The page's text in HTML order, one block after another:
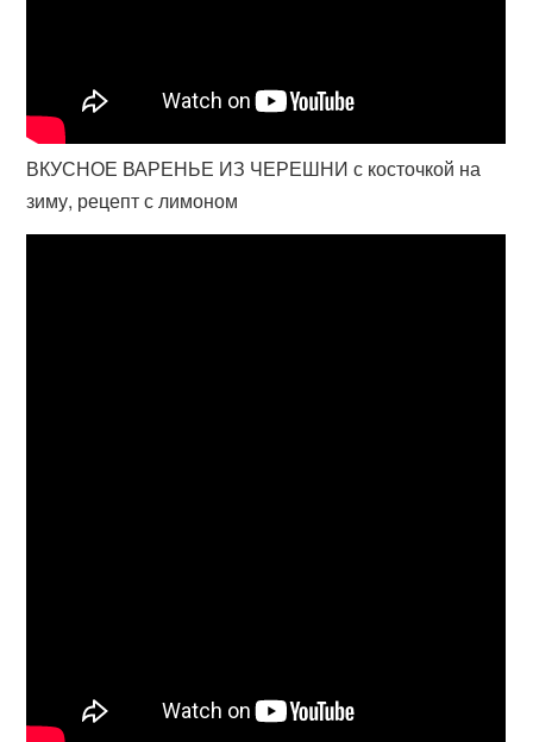
ВКУСНОЕ ВАРЕНЬЕ ИЗ ЧЕРЕШНИ с косточкой на
зиму, рецепт с лимоном